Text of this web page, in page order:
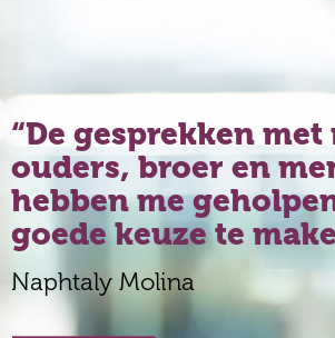
De gesprekken
ouders, broer en
hebben me
goede keuze te
Naphtaly Molina